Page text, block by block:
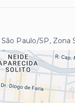
Paulo/SP, Zona